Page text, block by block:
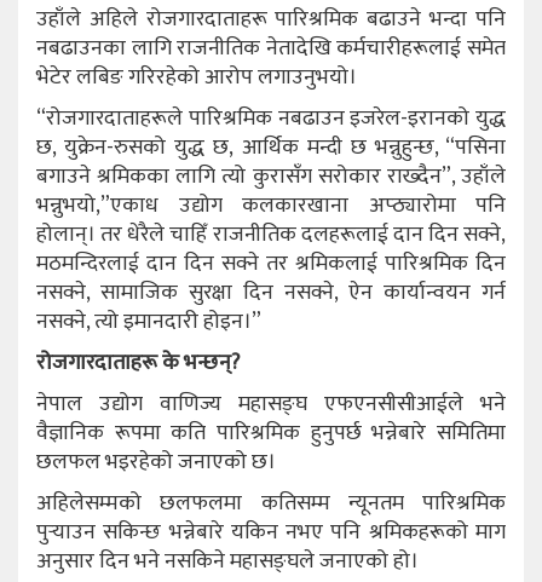
उहाँले अहिले रोजगारदाताहरू पारिश्रमिक बढाउने भन्दा पनि
नबढाउनका लागि राजनीतिक नेतादेखि कर्मचारीहरूलाई समेत
भेटेर लबिङ गरिरहेको आरोप लगाउनुभयो।
“रोजगारदाताहरूले पारिश्रमिक नबढाउन इजरेल-इरानको युद्ध
छ, युक्रेन-रुसको युद्ध छ, आर्थिक मन्दी छ भन्नुहुन्छ, “पसिना
बगाउने श्रमिकका लागि त्यो कुरासँग सरोकार राख्दैन”, उहाँले
भन्नुभयो,”एकाध उद्योग कलकारखाना अप्ठ्यारोमा पनि
होलान्। तर धेरैले चाहिँ राजनीतिक दलहरूलाई दान दिन सक्ने,
मठमन्दिरलाई दान दिन सक्ने तर श्रमिकलाई पारिश्रमिक दिन
नसक्ने, सामाजिक सुरक्षा दिन नसक्ने, ऐन कार्यान्वयन गर्न
नसक्ने, त्यो इमानदारी होइन।”
रोजगारदाताहरू के भन्छन्?
नेपाल उद्योग वाणिज्य महासङ्घ एफएनसीसीआईले भने
वैज्ञानिक रूपमा कति पारिश्रमिक हुनुपर्छ भन्नेबारे समितिमा
छलफल भइरहेको जनाएको छ।
अहिलेसम्मको छलफलमा कतिसम्म न्यूनतम पारिश्रमिक
पुर्‍याउन सकिन्छ भन्नेबारे यकिन नभए पनि श्रमिकहरूको माग
अनुसार दिन भने नसकिने महासङ्घले जनाएको हो।